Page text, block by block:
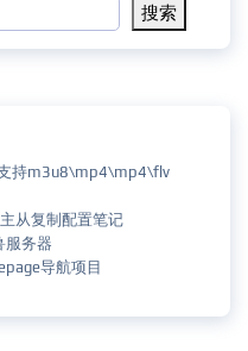
搜索
持m3u8\mp4\mp4\flv
从复制配置笔记
服务器
导航项目